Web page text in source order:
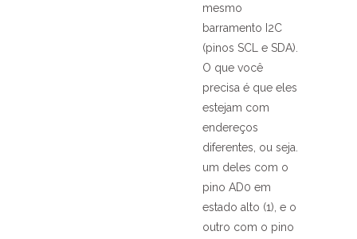
mesmo
barramento I2C
(pinos SCL e SDA).
O que você
precisa é que eles
estejam com
endereços
diferentes, ou seja.
um deles com o
pino AD0 em
estado alto (1), e o
outro com o pino